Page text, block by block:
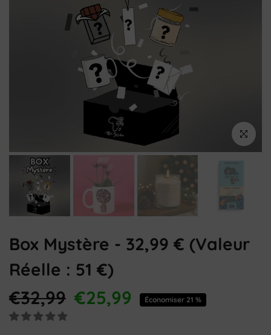
Cliquez
Box Mystère - 32,99 € (valeur
Réelle : 51 €)
€32,99 €25,99 Économiser 21 %